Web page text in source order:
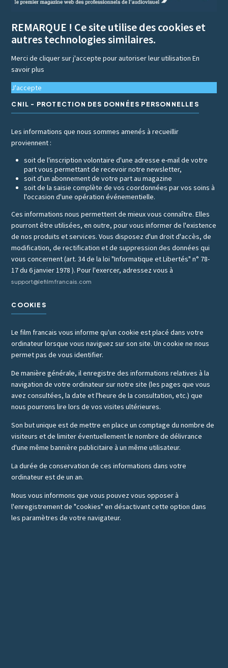
REMARQUE ! Ce site utilise des cookies et
autres technologies similaires.
Merci de cliquer sur j'accepte pour autoriser leur utilisationEn
savoir plus
J'accepte
CNIL - PROTECTION DES DONNÉES PERSONNELLES
Les informations que nous sommes amenés à recueillir
proviennent :
soit de l'inscription volontaire d'une adresse e-mail de votre
part vous permettant de recevoir notre newsletter,
soit d'un abonnement de votre part au magazine
soit de la saisie complète de vos coordonnées par vos soins à
l'occasion d'une opération événementielle.
Ces informations nous permettent de mieux vous connaître. Elles
pourront être utilisées, en outre, pour vous informer de l'existence
de nos produits et services. Vous disposez d'un droit d'accès, de
modification, de rectification et de suppression des données qui
vous concernent (art. 34 de la loi "Informatique et Libertés" n° 78-
17 du 6 janvier 1978 ). Pour l'exercer, adressez vous à
support@lefilmfrancais.com
COOKIES
Le film francais vous informe qu'un cookie est placé dans votre
ordinateur lorsque vous naviguez sur son site. Un cookie ne nous
permet pas de vous identifier.
De manière générale, il enregistre des informations relatives à la
navigation de votre ordinateur sur notre site (les pages que vous
avez consultées, la date et l'heure de la consultation, etc.) que
nous pourrons lire lors de vos visites ultérieures.
Son but unique est de mettre en place un comptage du nombre de
visiteurs et de limiter éventuellement le nombre de délivrance
d'une même bannière publicitaire à un même utilisateur.
La durée de conservation de ces informations dans votre
ordinateur est de un an.
Nous vous informons que vous pouvez vous opposer à
l'enregistrement de "cookies" en désactivant cette option dans
les paramètres de votre navigateur.